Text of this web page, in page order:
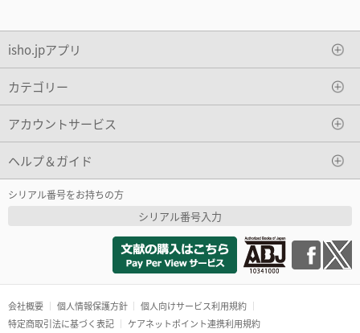
isho.jpアプリ
カテゴリー
アカウントサービス
ヘルプ＆ガイド
シリアル番号をお持ちの方
シリアル番号入力
会社概要 個人情報保護方針
個人向けサービス利用規約
特定商取引法に基づく表記
ケアネットポイント連携利用規約